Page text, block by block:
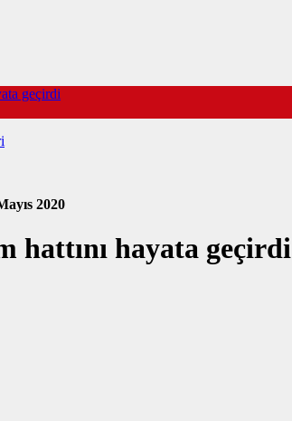
geçirdi
2020
hattını hayata geçirdi